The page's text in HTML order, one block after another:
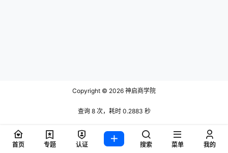
Copyright © 2026 神启商学院
查询 8 次，耗时 0.2883 秒
首页 专题 认证 搜索 菜单 我的